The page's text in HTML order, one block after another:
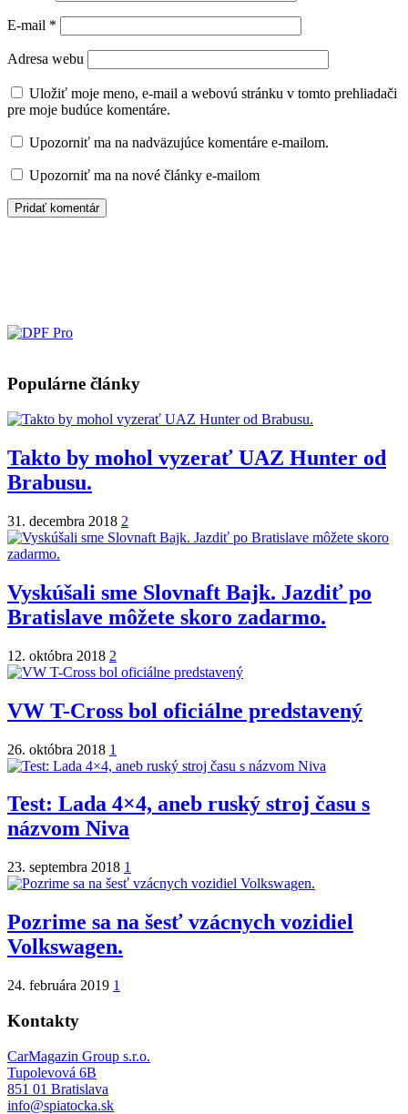
E-mail *
Adresa webu
Uložiť moje meno, e-mail a webovú stránku v tomto prehliadači
pre moje budúce komentáre.
Upozorniť ma na nadväzujúce komentáre e-mailom.
Upozorniť ma na nové články e-mailom
Populárne články
Takto by mohol vyzerať UAZ Hunter od
Brabusu.
31. decembra 2018 2
Vyskúšali sme Slovnaft Bajk. Jazdiť po
Bratislave môžete skoro zadarmo.
12. októbra 2018 2
VW T-Cross bol oficiálne predstavený
26. októbra 2018 1
Test: Lada 4×4, aneb ruský stroj času s
názvom Niva
23. septembra 2018 1
Pozrime sa na šesť vzácnych vozidiel
Volkswagen.
24. februára 2019 1
Kontakty
CarMagazin Group s.r.o.
Tupolevová 6B
851 01 Bratislava
info@spiatocka.sk